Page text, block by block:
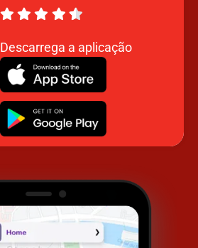
Descarrega a aplicação